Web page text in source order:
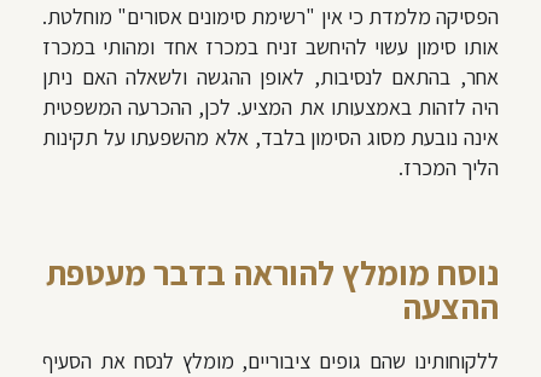
הפסיקה מלמדת כי אין "רשימת סימונים אסורים" מוחלטת.
אותו סימון עשוי להיחשב זניח במכרז אחד ומהותי במכרז
אחר, בהתאם לנסיבות, לאופן ההגשה ולשאלה האם ניתן
היה לזהות באמצעותו את המציע. לכן, ההכרעה המשפטית
אינה נובעת מסוג הסימון בלבד, אלא מהשפעתו על תקינות
הליך המכרז.
נוסח מומלץ להוראה בדבר מעטפת
ההצעה
ללקוחותינו שהם גופים ציבוריים, מומלץ לנסח את הסעיף